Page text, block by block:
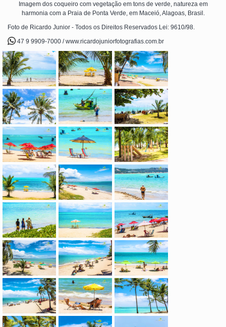
Imagem dos coqueiro com vegetação em tons de verde, natureza em
harmonia com a Praia de Ponta Verde, em Maceió, Alagoas, Brasil.
Foto de Ricardo Junior - Todos os Direitos Reservados Lei: 9610/98.
47 9 9909-7000 / www.ricardojuniorfotografias.com.br